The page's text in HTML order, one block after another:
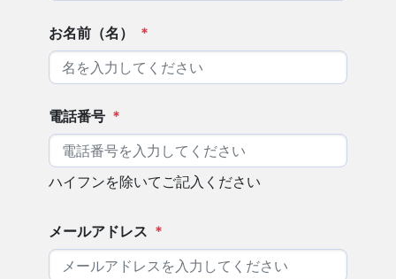
お名前（名） *
電話番号 *
ハイフンを除いてご記入ください
メールアドレス *